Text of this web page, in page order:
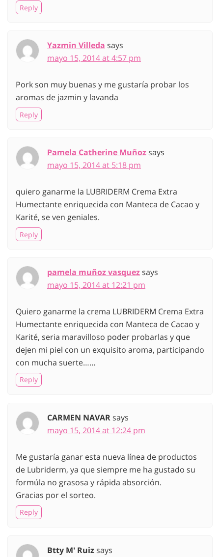
Reply
Yazmin Villeda says
mayo 15, 2014 at 4:57 pm
Pork son muy buenas y me gustaría probar los
aromas de jazmin y lavanda
Reply
Pamela Catherine Muñozsays
mayo 15, 2014 at 5:18 pm
quiero ganarme la LUBRIDERM Crema Extra
Humectante enriquecida con Manteca de Cacao y
Karité, se ven geniales.
Reply
pamela muñoz vasquezsays
mayo 15, 2014 at 12:21 pm
Quiero ganarme la crema LUBRIDERM Crema Extra
Humectante enriquecida con Manteca de Cacao y
Karité, seria maravilloso poder probarlas y que
dejen mi piel con un exquisito aroma, participando
con mucha suerte……
Reply
CARMEN NAVARsays
mayo 15, 2014 at 12:24 pm
Me gustaría ganar esta nueva línea de productos
de Lubriderm, ya que siempre me ha gustado su
formúla no grasosa y rápida absorción.
Gracias por el sorteo.
Reply
Btty M' Ruizsays